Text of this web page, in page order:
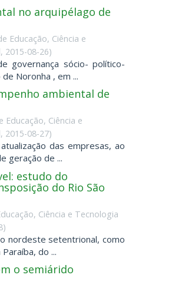
no arquipélago de
Educação, Ciência e
, 2015-08-26)
governança sócio- político-
Noronha , em ...
ambiental de
Ciência e
, 2015-08-27)
das empresas, ao
geração de ...
estudo do
do Rio São
Ciência e Tecnologia
)
nordeste setentrional, como
do ...
o semiárido